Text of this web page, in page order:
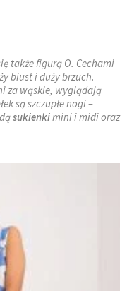
także figurą O. Cechami
biust i duży brzuch.
za wąskie, wyglądają
są szczupłe nogi –
sukienkimini i midi oraz